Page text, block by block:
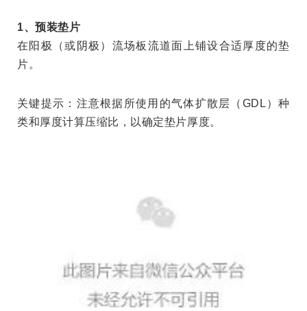
1、预装垫片
在阳极（或阴极）流场板流道面上铺设合适厚度的垫
片。
关键提示：注意根据所使用的气体扩散层（ GDL ）种
类和厚度计算压缩比，以确定垫片厚度。